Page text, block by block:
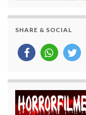
SHARE & SOCIAL